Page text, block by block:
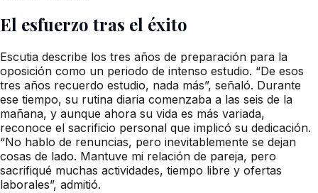
El esfuerzo tras el éxito
Escutia describe los tres años de preparación para la
oposición como un periodo de intenso estudio. “De esos
tres años recuerdo estudio, nada más”, señaló. Durante
ese tiempo, su rutina diaria comenzaba a las seis de la
mañana, y aunque ahora su vida es más variada,
reconoce el sacrificio personal que implicó su dedicación.
“No hablo de renuncias, pero inevitablemente se dejan
cosas de lado. Mantuve mi relación de pareja, pero
sacrifiqué muchas actividades, tiempo libre y ofertas
laborales”, admitió.